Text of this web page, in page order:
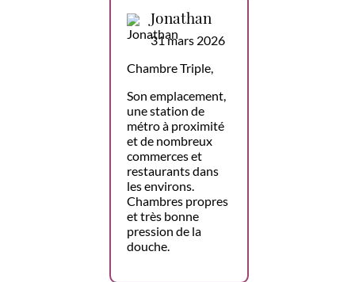
Jonathan
31 mars 2026
Chambre Triple,
Son emplacement,
une station de
métro à proximité
et de nombreux
commerces et
restaurants dans
les environs.
Chambres propres
et très bonne
pression de la
douche.